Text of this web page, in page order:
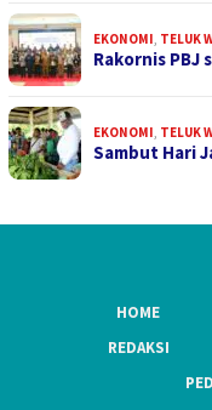
EKONOMI, TELUK
Rakornis PBJ
EKONOMI, TELUK
Sambut Hari
HOME
REDAKSI